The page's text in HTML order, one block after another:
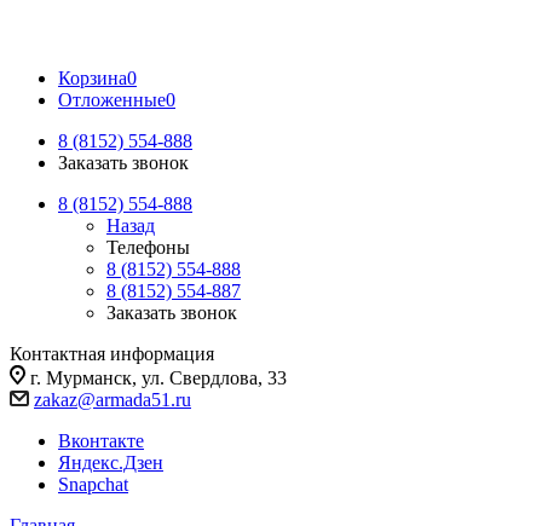
Корзина0
Отложенные0
8 (8152) 554-888
Заказать звонок
8 (8152) 554-888
Назад
Телефоны
8 (8152) 554-888
8 (8152) 554-887
Заказать звонок
Контактная информация
г. Мурманск, ул. Свердлова, 33
zakaz@armada51.ru
Вконтакте
Яндекс.Дзен
Snapchat